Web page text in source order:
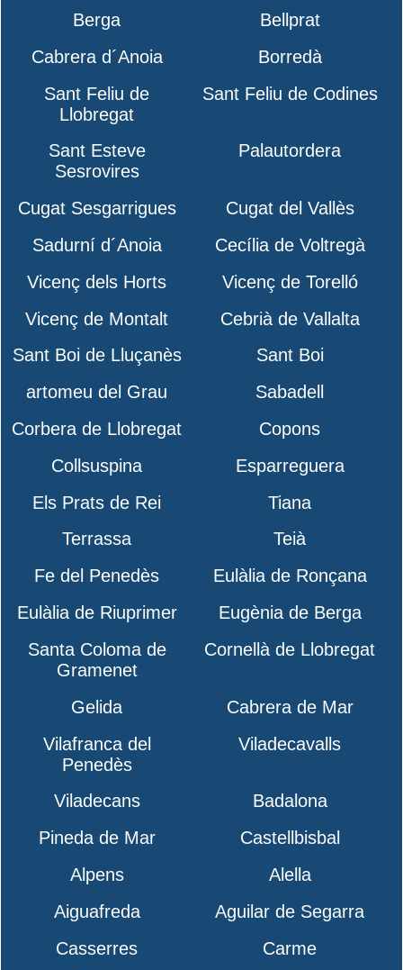
Berga
Bellprat
Cabrera d´Anoia
Borredà
Sant Feliu de
Llobregat
Sant Feliu de Codines
Sant Esteve
Sesrovires
Palautordera
Cugat Sesgarrigues
Cugat del Vallès
Sadurní d´Anoia
Cecília de Voltregà
Vicenç dels Horts
Vicenç de Torelló
Vicenç de Montalt
Cebrià de Vallalta
Sant Boi de Lluçanès
Sant Boi
artomeu del Grau
Sabadell
Corbera de Llobregat
Copons
Collsuspina
Esparreguera
Els Prats de Rei
Tiana
Terrassa
Teià
Fe del Penedès
Eulàlia de Ronçana
Eulàlia de Riuprimer
Eugènia de Berga
Santa Coloma de
Gramenet
Cornellà de Llobregat
Gelida
Cabrera de Mar
Vilafranca del
Penedès
Viladecavalls
Viladecans
Badalona
Pineda de Mar
Castellbisbal
Alpens
Alella
Aiguafreda
Aguilar de Segarra
Casserres
Carme